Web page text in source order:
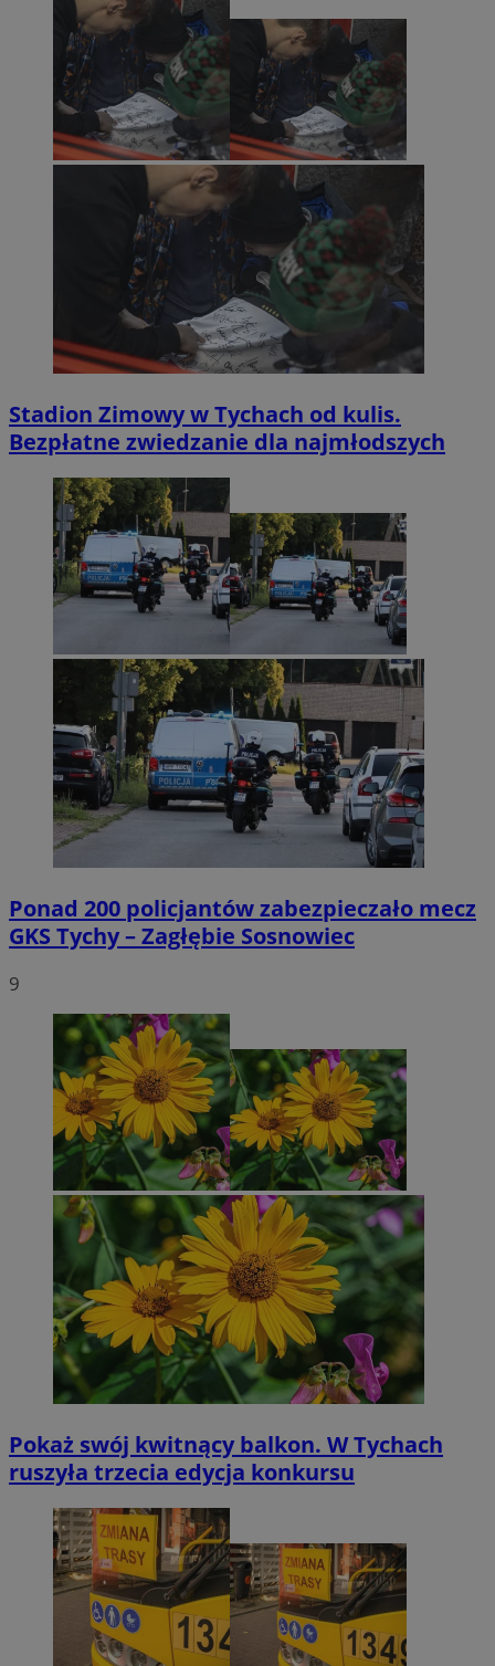
Stadion Zimowy w Tychach od kulis.
Bezpłatne zwiedzanie dla najmłodszych
Ponad 200 policjantów zabezpieczało mecz
GKS Tychy – Zagłębie Sosnowiec
9
Pokaż swój kwitnący balkon. W Tychach
ruszyła trzecia edycja konkursu